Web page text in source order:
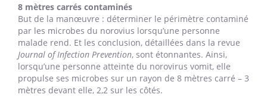
8 mètres carrés contaminés
But de la manœuvre : déterminer le périmètre contaminé
par les microbes du norovius lorsqu’une personne
malade rend. Et les conclusion, détaillées dans la revue
Journal of Infection Prevention, sont étonnantes. Ainsi,
lorsqu’une personne atteinte du norovirus vomit, elle
propulse ses microbes sur un rayon de 8 mètres carré – 3
mètres devant elle, 2,2 sur les côtés.